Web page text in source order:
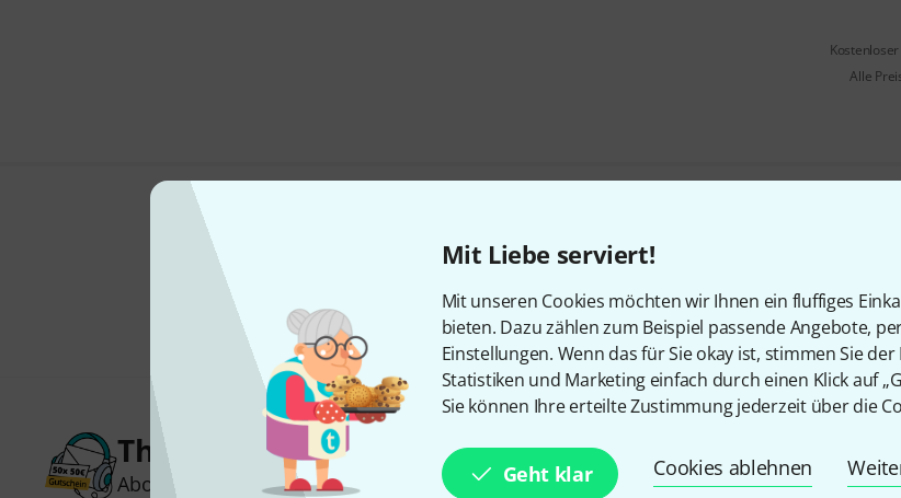
Mit Liebe serviert!
Mit unseren Cookies möchten wir Ihnen ein fluffiges
bieten. Dazu zählen zum Beispiel passende Angebote,
Einstellungen. Wenn das für Sie okay ist, stimmen Sie
Statistiken und Marketing einfach durch einen Klick auf
Sie können Ihre erteilte Zustimmung jederzeit über die
Geht klar Cookies ablehnen
Alle
Teilen Hilfe & Feedback
Thomann Newsletter
Abonniere den Thomann Newsletter und gewinne mit etwas Glück
E-Mail-Adresse*